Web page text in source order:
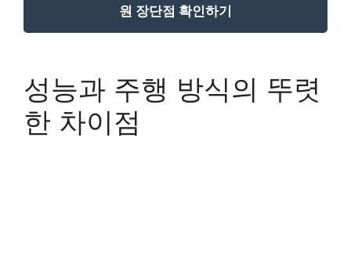
원 장단점 확인하기
성능과 주행 방식의 뚜렷
한 차이점